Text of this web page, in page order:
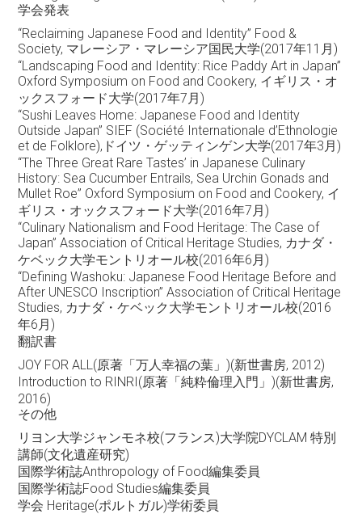
学会発表
“Reclaiming Japanese Food and Identity” Food &
Society, マレーシア・マレーシア国民大学(2017年11月)
“Landscaping Food and Identity: Rice Paddy Art in Japan”
Oxford Symposium on Food and Cookery, イギリス・オ
ックスフォード大学(2017年7月)
“Sushi Leaves Home: Japanese Food and Identity
Outside Japan” SIEF (Société Internationale d’Ethnologie
et de Folklore),ドイツ・ゲッティンゲン大学(2017年3月)
“The Three Great Rare Tastes’ in Japanese Culinary
History: Sea Cucumber Entrails, Sea Urchin Gonads and
Mullet Roe” Oxford Symposium on Food and Cookery, イ
ギリス・オックスフォード大学(2016年7月)
“Culinary Nationalism and Food Heritage: The Case of
Japan” Association of Critical Heritage Studies, カナダ・
ケベック大学モントリオール校(2016年6月)
“Defining Washoku: Japanese Food Heritage Before and
After UNESCO Inscription” Association of Critical Heritage
Studies, カナダ・ケベック大学モントリオール校(2016
年6月)
翻訳書
JOY FOR ALL(原著「万人幸福の葉」)(新世書房, 2012)
Introduction to RINRI(原著「純粋倫理入門」)(新世書房,
2016)
その他
リヨン大学ジャンモネ校(フランス)大学院DYCLAM 特別
講師(文化遺産研究)
国際学術誌Anthropology of Food編集委員
国際学術誌Food Studies編集委員
学会 Heritage(ポルトガル)学術委員